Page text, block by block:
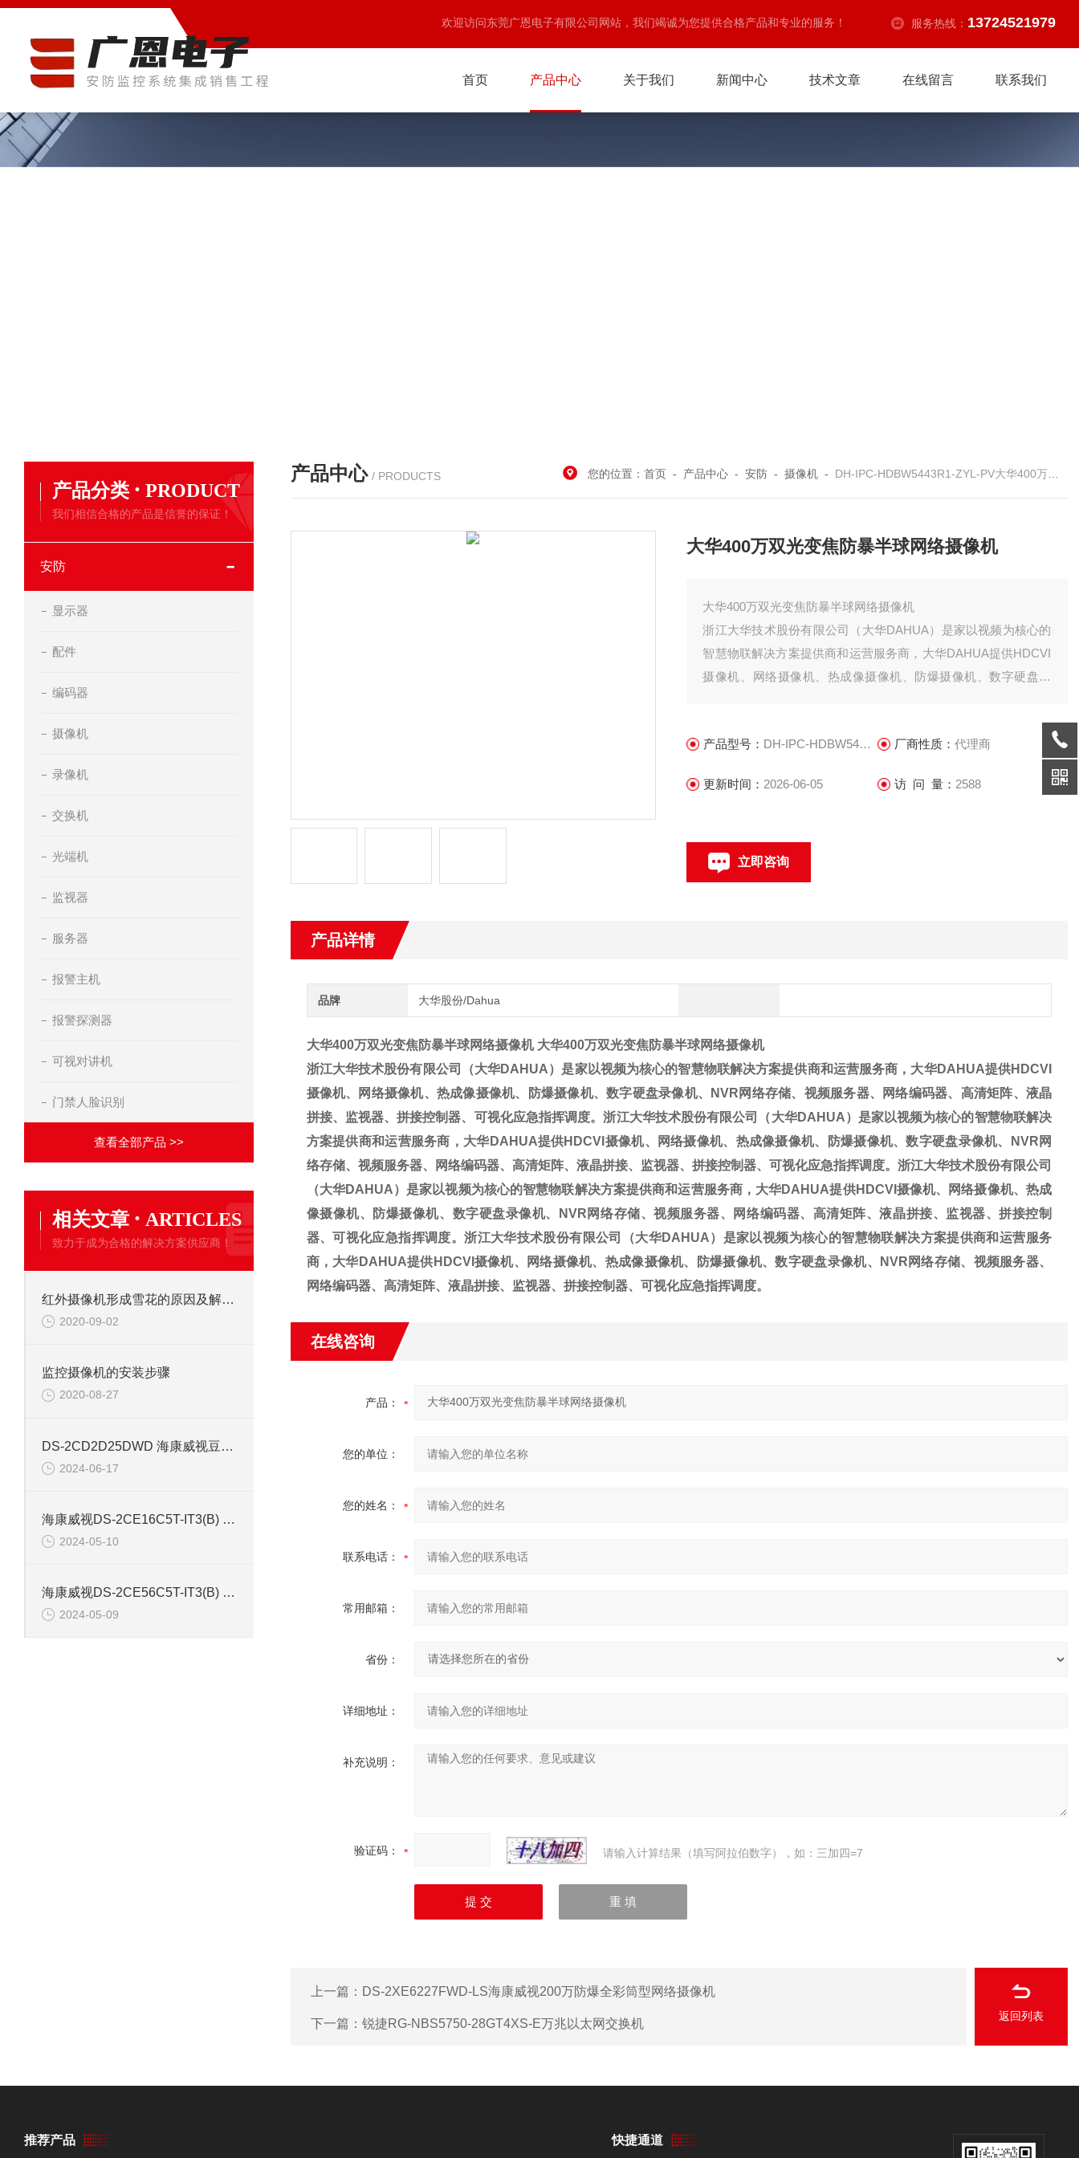
欢迎访问东莞广恩电子有限公司网站，我们竭诚为您提供合格产品和专业的服务！ 服务热线： 13724521979
首页 产品中心 关于我们 新闻中心 技术文章 在线留言 联系我们
产品分类 · PRODUCT
我们相信合格的产品是信誉的保证！
安防
显示器
配件
编码器
摄像机
录像机
交换机
光端机
监视器
服务器
报警主机
报警探测器
可视对讲机
门禁人脸识别
查看全部产品 >>
相关文章 · ARTICLES
致力于成为合格的解决方案供应商！
红外摄像机形成雪花的原因及解决办法
2020-09-02
监控摄像机的安装步骤
2020-08-27
DS-2CD2D25DWD 海康威视豆干型小孔摄像机
2024-06-17
海康威视DS-2CE16C5T-IT3(B) 130万红外防水同轴摄像机
2024-05-10
海康威视DS-2CE56C5T-IT3(B) 130万像素红外半球摄像机
2024-05-09
产品中心 / PRODUCTS 您的位置：首页 - 产品中心 -安防 -摄像机 - DH-IPC-HDBW5443R1-ZYL-PV大华400万双光变焦防暴半球网络摄像机
大华400万双光变焦防暴半球网络摄像机
大华400万双光变焦防暴半球网络摄像机
浙江大华技术股份有限公司（大华DAHUA）是家以视频为核心的
智慧物联解决方案提供商和运营服务商，大华DAHUA提供HDCVI
摄像机、网络摄像机、热成像摄像机、防爆摄像机、数字硬盘录
产品型号： DH-IPC-HDBW5443R1-ZYL-PV 厂商性质： 代理商
更新时间： 2026-06-05 访 问 量： 2588
立即咨询
产品详情
品牌 大华股份/Dahua
大华400万双光变焦防暴半球网络摄像机 大华400万双光变焦防暴半球网络摄像机
浙江大华技术股份有限公司（大华DAHUA）是家以视频为核心的智慧物联解决方案提供商和运营服务商，大华DAHUA提供HDCVI
摄像机、网络摄像机、热成像摄像机、防爆摄像机、数字硬盘录像机、NVR网络存储、视频服务器、网络编码器、高清矩阵、液晶
拼接、监视器、拼接控制器、可视化应急指挥调度。浙江大华技术股份有限公司（大华DAHUA）是家以视频为核心的智慧物联解决
方案提供商和运营服务商，大华DAHUA提供HDCVI摄像机、网络摄像机、热成像摄像机、防爆摄像机、数字硬盘录像机、NVR网
络存储、视频服务器、网络编码器、高清矩阵、液晶拼接、监视器、拼接控制器、可视化应急指挥调度。浙江大华技术股份有限公司
（大华DAHUA）是家以视频为核心的智慧物联解决方案提供商和运营服务商，大华DAHUA提供HDCVI摄像机、网络摄像机、热成
像摄像机、防爆摄像机、数字硬盘录像机、NVR网络存储、视频服务器、网络编码器、高清矩阵、液晶拼接、监视器、拼接控制
器、可视化应急指挥调度。浙江大华技术股份有限公司（大华DAHUA）是家以视频为核心的智慧物联解决方案提供商和运营服务
商，大华DAHUA提供HDCVI摄像机、网络摄像机、热成像摄像机、防爆摄像机、数字硬盘录像机、NVR网络存储、视频服务器、
网络编码器、高清矩阵、液晶拼接、监视器、拼接控制器、可视化应急指挥调度。
在线咨询
产品：
您的单位：
您的姓名：
联系电话：
常用邮箱：
省份：
详细地址：
补充说明：
验证码： 请输入计算结果（填写阿拉伯数字），如：三加四=7
上一篇： DS-2XE6227FWD-LS海康威视200万防爆全彩筒型网络摄像机
下一篇： 锐捷RG-NBS5750-28GT4XS-E万兆以太网交换机
返回列表
推荐产品 快捷通道